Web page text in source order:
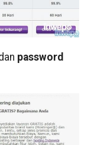
password